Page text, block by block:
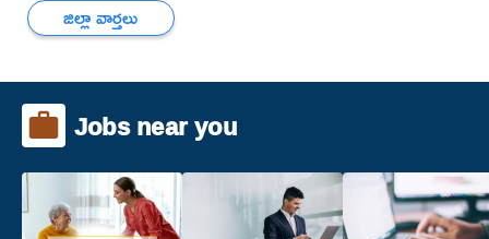
జిల్లా వార్తలు
Jobs near you